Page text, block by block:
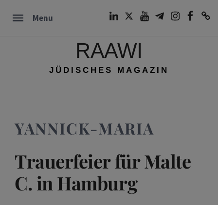
Menu
RAAWI
JÜDISCHES MAGAZIN
YANNICK-MARIA
Trauerfeier für Malte
C. in Hamburg